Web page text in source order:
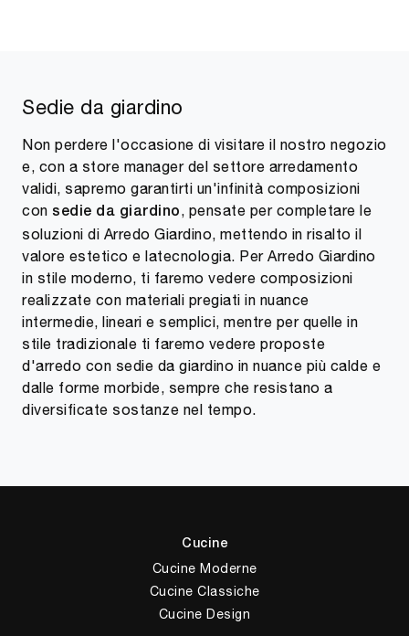
Sedie da giardino
Non perdere l'occasione di visitare il nostro negozio
e, con a store manager del settore arredamento
validi, sapremo garantirti un'infinità composizioni
con sedie da giardino , pensate per completare le
soluzioni di Arredo Giardino, mettendo in risalto il
valore estetico e latecnologia. Per Arredo Giardino
in stile moderno, ti faremo vedere composizioni
realizzate con materiali pregiati in nuance
intermedie, lineari e semplici, mentre per quelle in
stile tradizionale ti faremo vedere proposte
d'arredo con sedie da giardino in nuance più calde e
dalle forme morbide, sempre che resistano a
diversificate sostanze nel tempo.
Cucine
Cucine Moderne
Cucine Classiche
Cucine Design